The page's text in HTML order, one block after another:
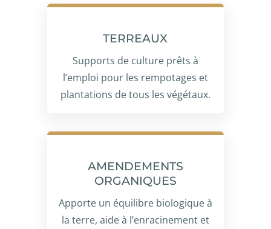
TERREAUX
Supports de culture prêts à
l’emploi pour les rempotages et
plantations de tous les végétaux.
AMENDEMENTS
ORGANIQUES
Apporte un équilibre biologique à
la terre, aide à l’enracinement et